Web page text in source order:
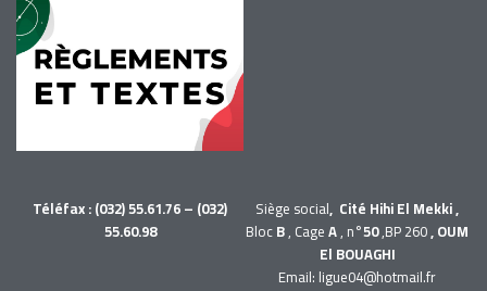
Siège social, Cité Hihi El Mekki ,
BlocB, CageA, n°50,BP 260, OUM
El BOUAGHI
Téléfax : (032) 55.61.76 – (032)
55.60.98
Email: ligue04@hotmail.fr